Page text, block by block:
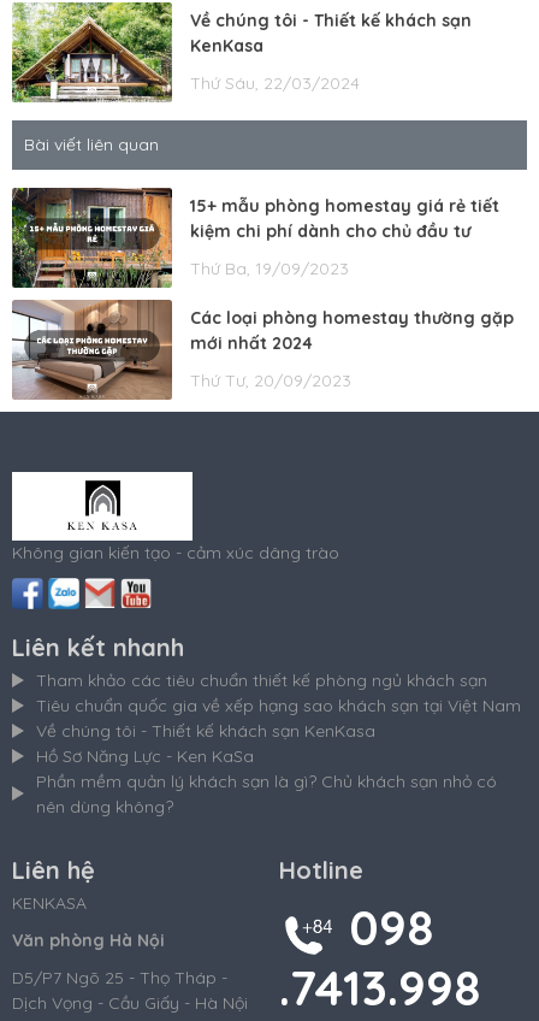
Về chúng tôi - Thiết kế khách sạn
KenKasa
Thứ Sáu, 22/03/2024
Bài viết liên quan
15+ mẫu phòng homestay giá rẻ tiết
kiệm chi phí dành cho chủ đầu tư
Thứ Ba, 19/09/2023
Các loại phòng homestay thường gặp
mới nhất 2024
Thứ Tư, 20/09/2023
Không gian kiến tạo - cảm xúc dâng trào
Liên kết nhanh
Tham khảo các tiêu chuẩn thiết kế phòng ngủ khách sạn
Tiêu chuẩn quốc gia về xếp hạng sao khách sạn tại Việt Nam
Về chúng tôi - Thiết kế khách sạn KenKasa
Hồ Sơ Năng Lực - Ken KaSa
Phần mềm quản lý khách sạn là gì? Chủ khách sạn nhỏ có
nên dùng không?
Liên hệ
KENKASA
Văn phòng Hà Nội
D5/P7 Ngõ 25 - Thọ Tháp -
Dịch Vọng - Cầu Giấy - Hà Nội
Hotline
098
.7413.998